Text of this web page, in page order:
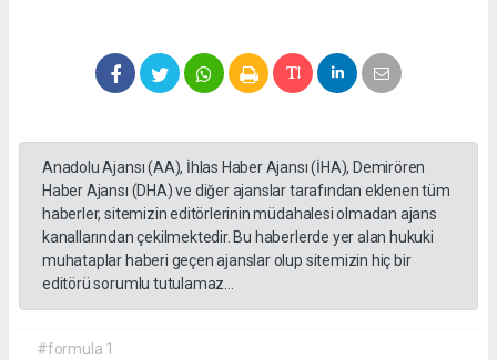
Anadolu Ajansı (AA), İhlas Haber Ajansı (İHA), Demirören
Haber Ajansı (DHA) ve diğer ajanslar tarafından eklenen tüm
haberler, sitemizin editörlerinin müdahalesi olmadan ajans
kanallarından çekilmektedir. Bu haberlerde yer alan hukuki
muhataplar haberi geçen ajanslar olup sitemizin hiç bir
editörü sorumlu tutulamaz...
#formula 1